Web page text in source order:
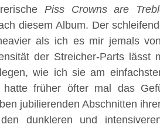
Piss Crowns are
diesem Album. Der
als ich es mir jemals
der Streicher-Parts lässt
wie ich sie am
hatte früher öfter mal das
jubilierenden Abschnitten
dunkleren und